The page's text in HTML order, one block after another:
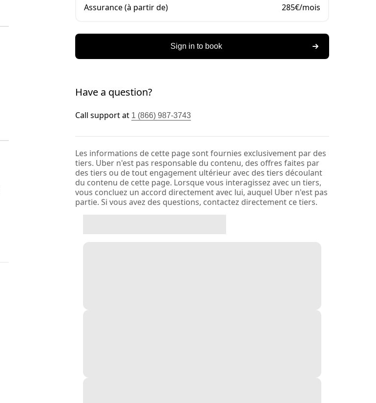
Assurance (à partir de)
285€/mois
Sign in to book
Have a question?
Call support at 1 (866) 987-3743
Les informations de cette page sont fournies exclusivement par des
tiers. Uber n'est pas responsable du contenu, des offres faites par
des tiers ou de tout engagement ultérieur avec des tiers découlant
du contenu de cette page. Lorsque vous interagissez avec un tiers,
vous concluez un accord directement avec lui, auquel Uber n'est pas
partie. Si vous avez des questions, contactez directement ce tiers.